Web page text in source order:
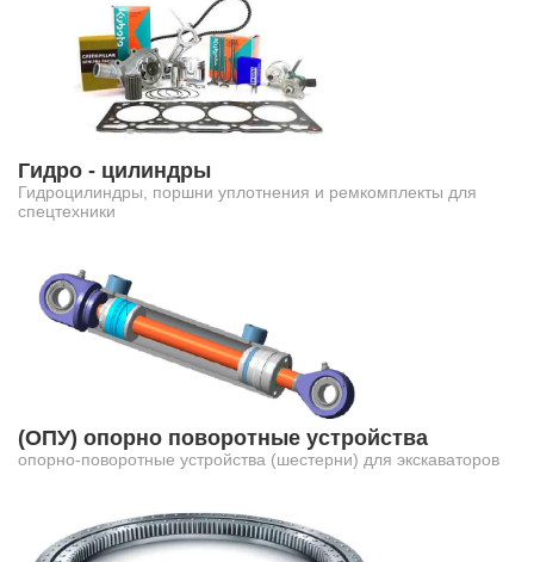
Гидро - цилиндры
Гидроцилиндры, поршни уплотнения и ремкомплекты для
спецтехники
(ОПУ) опорно поворотные устройства
опорно-поворотные устройства (шестерни) для экскаваторов